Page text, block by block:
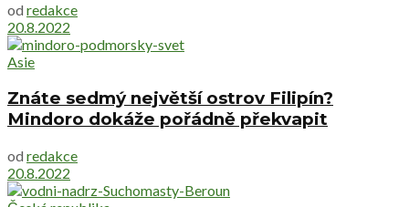
od redakce
20.8.2022
Asie
Znáte sedmý největší ostrov Filipín?
Mindoro dokáže pořádně překvapit
od redakce
20.8.2022